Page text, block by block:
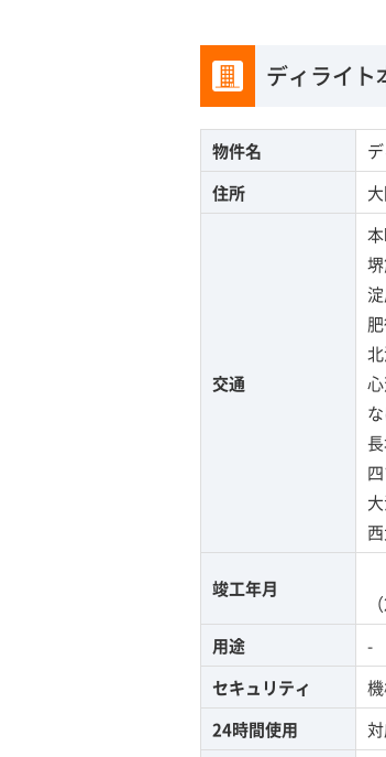
ディライト
物件名
住所
交通
竣工年月
用途
-
セキュリティ
24時間使用